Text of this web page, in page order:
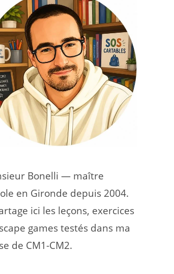
Bonelli — maître
en Gironde depuis 2004.
ici les leçons, exercices
games testés dans ma
de CM1-CM2.